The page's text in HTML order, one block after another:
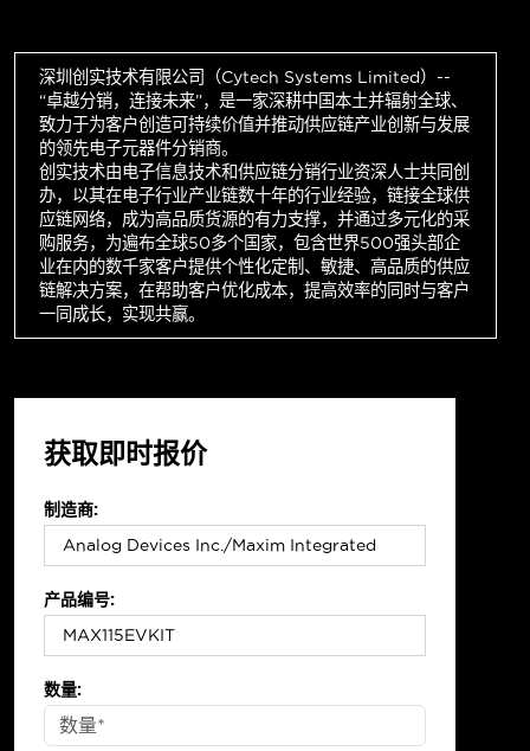
深圳创实技术有限公司（Cytech Systems Limited）--
“卓越分销，连接未来”，是一家深耕中国本土并辐射全球、
致力于为客户创造可持续价值并推动供应链产业创新与发展
的领先电子元器件分销商。
创实技术由电子信息技术和供应链分销行业资深人士共同创
办，以其在电子行业产业链数十年的行业经验，链接全球供
应链网络，成为高品质货源的有力支撑，并通过多元化的采
购服务，为遍布全球50多个国家，包含世界500强头部企
业在内的数千家客户提供个性化定制、敏捷、高品质的供应
链解决方案，在帮助客户优化成本，提高效率的同时与客户
一同成长，实现共赢。
获取即时报价
制造商:
产品编号:
数量: